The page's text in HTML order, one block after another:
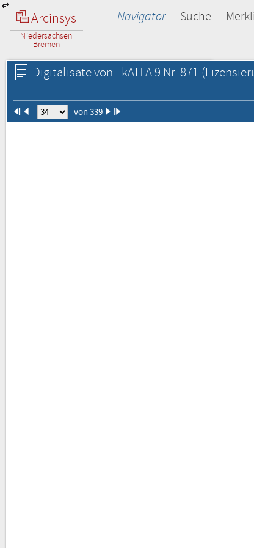
Arcinsys
Niedersachsen
Bremen
Navigator Suche
Digitalisate von LkAH A 9 Nr. 871
von 339